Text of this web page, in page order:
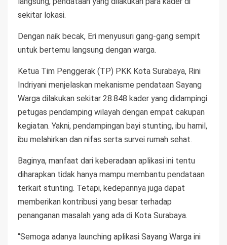
sekitar lokasi.
Dengan naik becak, Eri menyusuri gang-gang sempit
untuk bertemu langsung dengan warga.
Ketua Tim Penggerak (TP) PKK Kota Surabaya, Rini
Indriyani menjelaskan mekanisme pendataan Sayang
Warga dilakukan sekitar 28.848 kader yang didampingi
petugas pendamping wilayah dengan empat cakupan
kegiatan. Yakni, pendampingan bayi stunting, ibu hamil,
ibu melahirkan dan nifas serta survei rumah sehat.
Baginya, manfaat dari keberadaan aplikasi ini tentu
diharapkan tidak hanya mampu membantu pendataan
terkait stunting. Tetapi, kedepannya juga dapat
memberikan kontribusi yang besar terhadap
penanganan masalah yang ada di Kota Surabaya.
“Semoga adanya launching aplikasi Sayang Warga ini